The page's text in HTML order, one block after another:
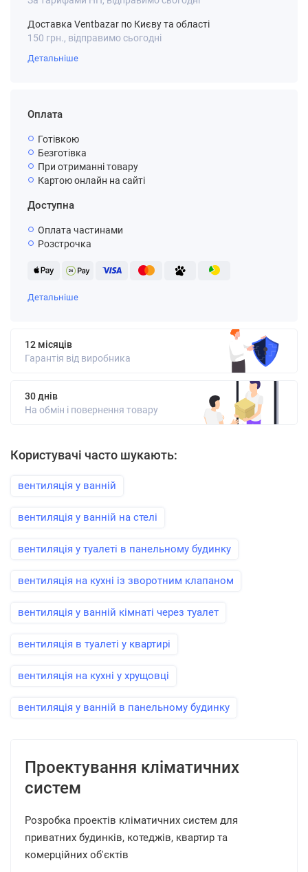
Доставка Ventbazar по Києву та області
150 грн., відправимо сьогодні
Детальніше
Оплата
Готівкою
Безготівка
При отриманні товару
Картою онлайн на сайті
Доступна
Оплата частинами
Розстрочка
Детальніше
12 місяців
Гарантія від виробника
30 днів
На обмін і повернення товару
Користувачі часто шукають:
вентиляція у ванній
вентиляція у ванній на стелі
вентиляція у туалеті в панельному будинку
вентиляція на кухні із зворотним клапаном
вентиляція у ванній кімнаті через туалет
вентиляція в туалеті у квартирі
вентиляція на кухні у хрущовці
вентиляція у ванній в панельному будинку
Проектування кліматичних
систем
Розробка проектів кліматичних систем для
приватних будинків, котеджів, квартир та
комерційних об'єктів